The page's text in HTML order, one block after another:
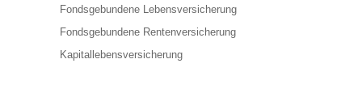
Fondsgebundene Lebensversicherung
Fondsgebundene Rentenversicherung
Kapitallebensversicherung